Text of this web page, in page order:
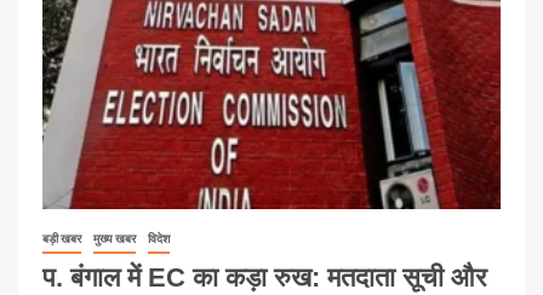
बड़ी खबर मुख्य खबर विदेश
प. बंगाल में EC का कड़ा रुख: मतदाता सूची और